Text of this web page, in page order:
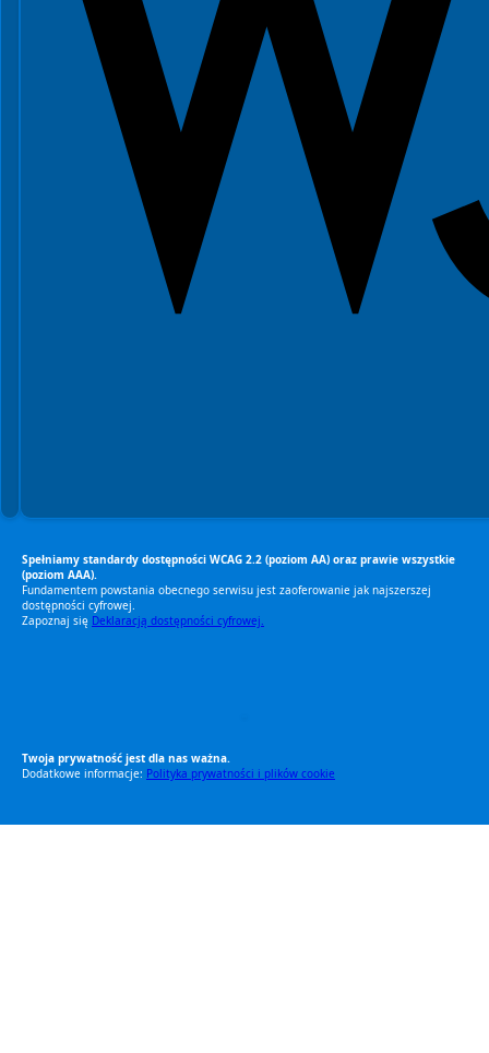
Spełniamy standardy dostępności WCAG 2.2 (poziom AA) oraz prawie wszystkie
(poziom AAA).
Fundamentem powstania obecnego serwisu jest zaoferowanie jak najszerszej
dostępności cyfrowej.
Zapoznaj się Deklaracją dostępności cyfrowej.
Twoja prywatność jest dla nas ważna.
Dodatkowe informacje: Polityka prywatności i plików cookie